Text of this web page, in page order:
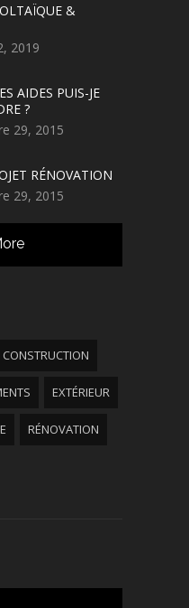
&
2019
AIDES PUIS-JE
?
29, 2015
RÉNOVATION
29, 2015
CONSTRUCTION
EXTÉRIEUR
RÉNOVATION